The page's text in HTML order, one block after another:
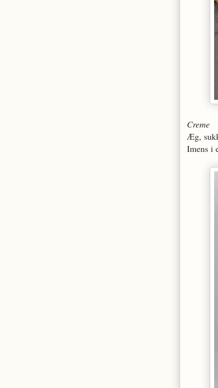
Creme
Æg,
Imens i